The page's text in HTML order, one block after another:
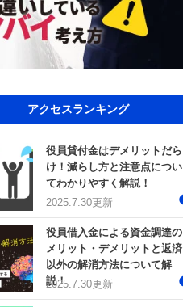
2025.11.14更新
2025.11.13更新
営塾チャンネル
2026.7.27
帳簿・決算書トピック
営塾チャンネル
アクセスランキング
役員貸付金はデメリットだら
け！減らし方と注意点につい
てわかりやすく解説！
2025.7.30更新
役員借入金による資金調達の
メリット・デメリットと返済
以外の解消方法について解
説！
2025.7.30更新